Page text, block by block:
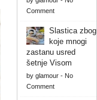
Comment
Slastica zbog
koje mnogi
zastanu usred
šetnje Visom
by glamour- No
Comment